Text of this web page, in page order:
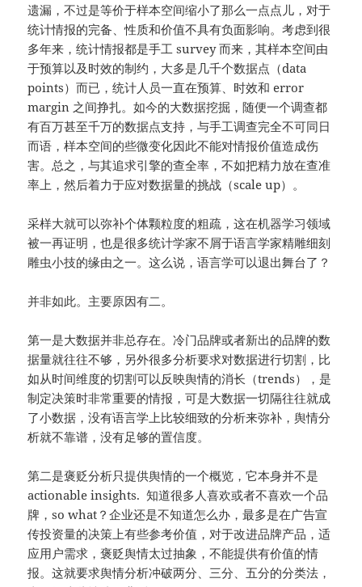
遗漏，不过是等价于样本空间缩小了那么一点点儿，对于
统计情报的完备、性质和价值不具有负面影响。考虑到很
多年来，统计情报都是手工 survey 而来，其样本空间由
于预算以及时效的制约，大多是几千个数据点（data
points）而已，统计人员一直在预算、时效和 error
margin 之间挣扎。如今的大数据挖掘，随便一个调查都
有百万甚至千万的数据点支持，与手工调查完全不可同日
而语，样本空间的些微变化因此不能对情报价值造成伤
害。总之，与其追求引擎的查全率，不如把精力放在查准
率上，然后着力于应对数据量的挑战（scale up）。
采样大就可以弥补个体颗粒度的粗疏，这在机器学习领域
被一再证明，也是很多统计学家不屑于语言学家精雕细刻
雕虫小技的缘由之一。这么说，语言学可以退出舞台了？
并非如此。主要原因有二。
第一是大数据并非总存在。冷门品牌或者新出的品牌的数
据量就往往不够，另外很多分析要求对数据进行切割，比
如从时间维度的切割可以反映舆情的消长（trends），是
制定决策时非常重要的情报，可是大数据一切隔往往就成
了小数据，没有语言学上比较细致的分析来弥补，舆情分
析就不靠谱，没有足够的置信度。
第二是褒贬分析只提供舆情的一个概览，它本身并不是
actionable insights. 知道很多人喜欢或者不喜欢一个品
牌，so what？企业还是不知道怎么办，最多是在广告宣
传投资量的决策上有些参考价值，对于改进品牌产品，适
应用户需求，褒贬舆情太过抽象，不能提供有价值的情
报。这就要求舆情分析冲破两分、三分、五分的分类法，